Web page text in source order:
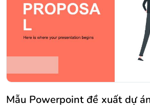
Mẫu Powerpoint đề xuất dự